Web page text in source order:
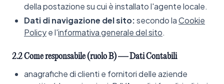
della postazione su cui è installato l'agente locale.
Dati di navigazione del sito:secondo laCookie
Policye l'informativa generale del sito.
2.2 Come responsabile (ruolo B) — Dati Contabili
anagrafiche di clienti e fornitori delle aziende